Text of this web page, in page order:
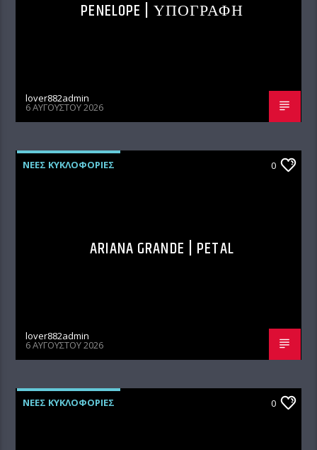
PENELOPE | ΥΠΟΓΡΑΦΗ
lover882admin
6 ΑΥΓΟΎΣΤΟΥ 2026
ΝΕΕΣ ΚΥΚΛΟΦΟΡΙΕΣ 0
ARIANA GRANDE | PETAL
lover882admin
6 ΑΥΓΟΎΣΤΟΥ 2026
ΝΕΕΣ ΚΥΚΛΟΦΟΡΙΕΣ 0